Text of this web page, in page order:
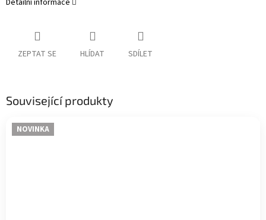
Detailní informace
ZEPTAT SE HLÍDAT SDÍLET
Související produkty
NOVINKA